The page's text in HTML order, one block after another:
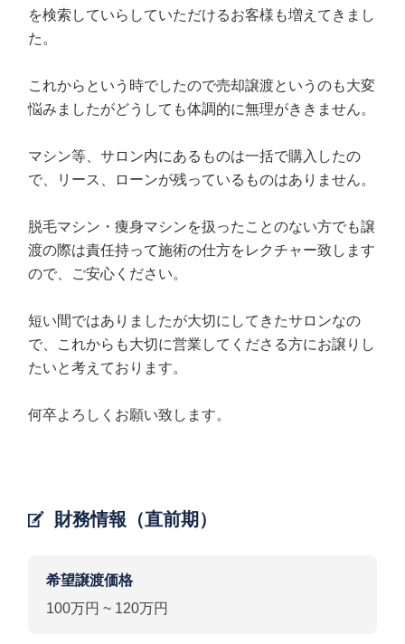
を検索していらしていただけるお客様も増えてきまし
た。
これからという時でしたので売却譲渡というのも大変
悩みましたがどうしても体調的に無理がききません。
マシン等、サロン内にあるものは一括で購入したの
で、リース、ローンが残っているものはありません。
脱毛マシン・痩身マシンを扱ったことのない方でも譲
渡の際は責任持って施術の仕方をレクチャー致します
ので、ご安心ください。
短い間ではありましたが大切にしてきたサロンなの
で、これからも大切に営業してくださる方にお譲りし
たいと考えております。
何卒よろしくお願い致します。
財務情報（直前期）
希望譲渡価格
100万円 ~ 120万円